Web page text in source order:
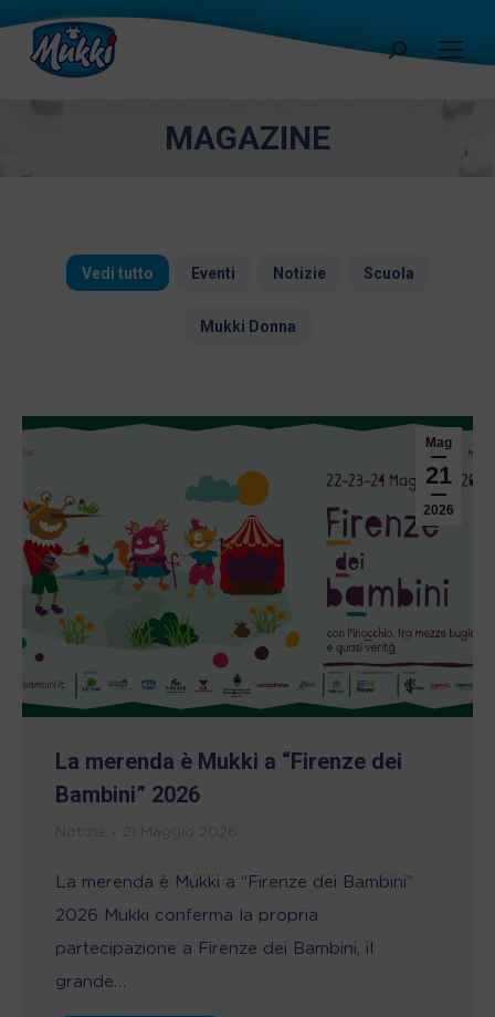
Cerca:
MAGAZINE
Vedi tutto Eventi Notizie Scuola
Mukki Donna
Mag
21
2026
La merenda è Mukki a “Firenze dei
Bambini” 2026
La merenda è Mukki a “Firenze dei Bambini”
2026 Mukki conferma la propria
partecipazione a Firenze dei Bambini, il
grande…